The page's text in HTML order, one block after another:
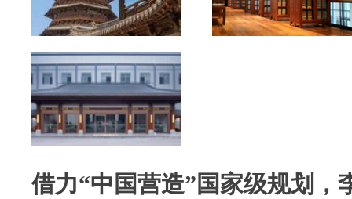
借力“中国营造”国家级规划，